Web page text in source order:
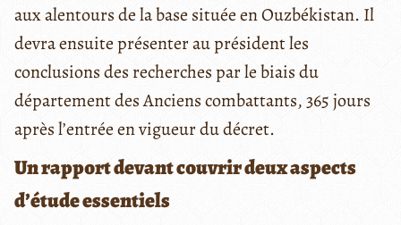
aux alentours de la base située en Ouzbékistan. Il
devra ensuite présenter au président les
conclusions des recherches par le biais du
département des Anciens combattants, 365 jours
après l’entrée en vigueur du décret.
Un rapport devant couvrir deux aspects
d’étude essentiels